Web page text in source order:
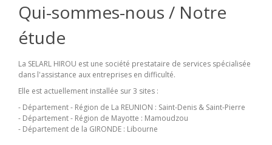
Qui-sommes-nous / Notre
étude
La SELARL HIROU est une société prestataire de services spécialisée
dans l'assistance aux entreprises en difficulté.
Elle est actuellement installée sur 3 sites :
- Département - Région de La REUNION : Saint-Denis & Saint-Pierre
- Département - Région de Mayotte : Mamoudzou
- Département de la GIRONDE : Libourne